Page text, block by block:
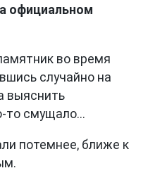
официальном
во время
случайно на
выяснить
то смущало...
потемнее, ближе к